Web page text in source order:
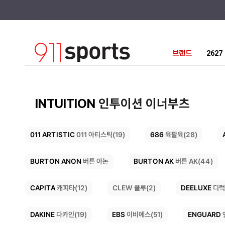
브랜드 2627
INTUITION 인투이션 이너부츠
011 ARTISTIC011 아티스틱(19) 686육팔육(28)
BURTON ANON 버튼 아논 BURTON AK버튼 AK(44)
CAPITA캐피타(12) CLEW 클루(2) DEELUXE디
DAKINE다카인(19) EBS이비에스(51) ENGUARD